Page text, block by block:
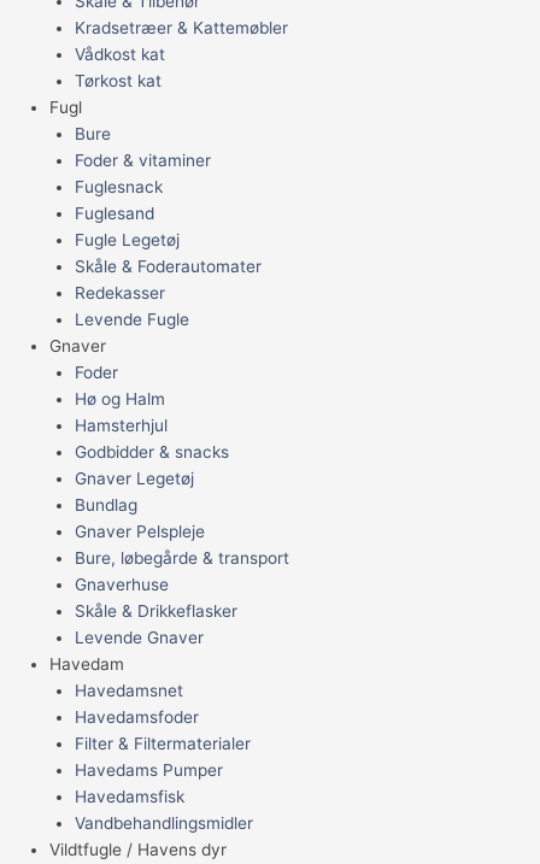
Kradsetræer & Kattemøbler
Vådkost kat
Tørkost kat
Fugl
Bure
Foder & vitaminer
Fuglesnack
Fuglesand
Fugle Legetøj
Skåle & Foderautomater
Redekasser
Levende Fugle
Gnaver
Foder
Hø og Halm
Hamsterhjul
Godbidder & snacks
Gnaver Legetøj
Bundlag
Gnaver Pelspleje
Bure, løbegårde & transport
Gnaverhuse
Skåle & Drikkeflasker
Levende Gnaver
Havedam
Havedamsnet
Havedamsfoder
Filter & Filtermaterialer
Havedams Pumper
Havedamsfisk
Vandbehandlingsmidler
Vildtfugle / Havens dyr